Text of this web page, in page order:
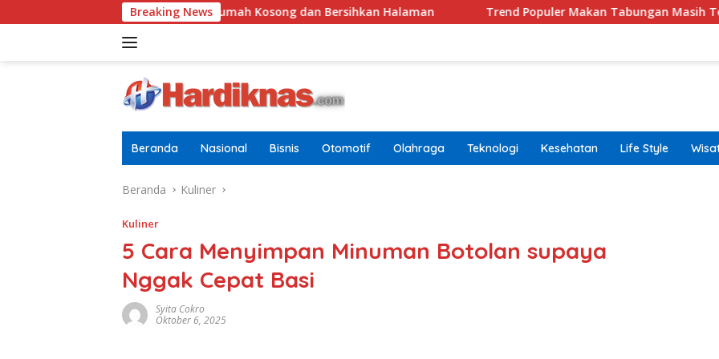
ke
Breaking News
Tugasnya Jaga Rumah Kosong dan Bersihkan Halaman Trend Populer Makan Tabungan Masih Terjadi?
Beranda Nasional Bisnis Otomotif Olahraga Teknologi Kesehatan Life Style
Beranda Kuliner
Kuliner
5 Cara Menyimpan Minuman Botolan supaya
Nggak Cepat Basi
Syita Cokro
Oktober 6, 2025